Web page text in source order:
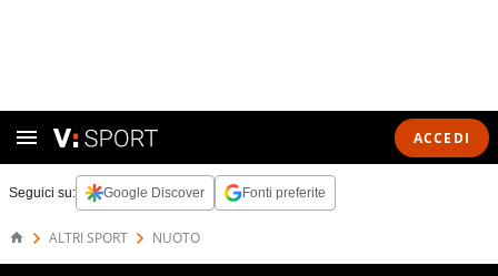
ACCEDI
Seguici su: Google Discover Fonti preferite
ALTRI SPORT NUOTO